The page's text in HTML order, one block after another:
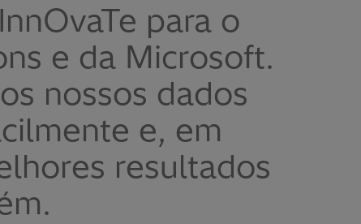
para o
e da Microsoft.
nossos dados
e, em
resultados